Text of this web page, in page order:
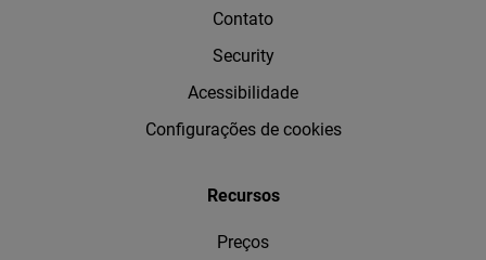
Contato
Security
Acessibilidade
Configurações de cookies
Recursos
Preços